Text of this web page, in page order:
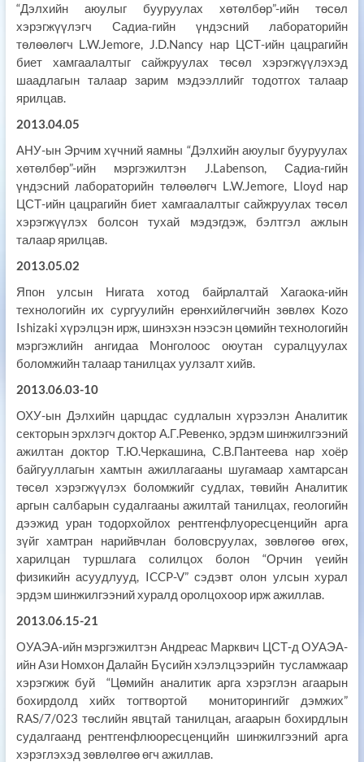
“Дэлхийн аюулыг бууруулах хөтөлбөр”-ийн төсөл
хэрэгжүүлэгч Садиа-гийн үндэсний лабораторийн
төлөөлөгч L.W.Jemore, J.D.Nancy нар ЦСТ-ийн цацрагийн
биет хамгаалалтыг сайжруулах төсөл хэрэгжүүлэхэд
шаадлагын талаар зарим мэдээллийг тодотгох талаар
ярилцав.
2013.04.05
АНУ-ын Эрчим хүчний яамны “Дэлхийн аюулыг бууруулах
хөтөлбөр”-ийн мэргэжилтэн J.Labenson, Садиа-гийн
үндэсний лабораторийн төлөөлөгч L.W.Jemore, Lloyd нар
ЦСТ-ийн цацрагийн биет хамгаалалтыг сайжруулах төсөл
хэрэгжүүлэх болсон тухай мэдэгдэж, бэлтгэл ажлын
талаар ярилцав.
2013.05.02
Япон улсын Нигата хотод байрлалтай Хагаока-ийн
технологийн их сургуулийн ерөнхийлөгчийн зөвлөх Kozo
Ishizaki хүрэлцэн ирж, шинэхэн нээсэн цөмийн технологийн
мэргэжлийн ангидаа Монголоос оюутан суралцуулах
боломжийн талаар танилцах уулзалт хийв.
2013.06.03-10
ОХУ-ын Дэлхийн царцдас судлалын хүрээлэн Аналитик
секторын эрхлэгч доктор А.Г.Ревенко, эрдэм шинжилгээний
ажилтан доктор Т.Ю.Черкашина, С.В.Пантеева нар хоёр
байгууллагын хамтын ажиллагааны шугамаар хамтарсан
төсөл хэрэгжүүлэх боломжийг судлах, төвийн Аналитик
аргын салбарын судалгааны ажилтай танилцах, геологийн
дээжид уран тодорхойлох рентгенфлуоресценцийн арга
зүйг хамтран нарийвчлан боловсруулах, зөвлөгөө өгөх,
харилцан туршлага солилцох болон “Орчин үеийн
физикийн асуудлууд, ICCP-V” сэдэвт олон улсын хурал
эрдэм шинжилгээний хуралд оролцохоор ирж ажиллав.
2013.06.15-21
ОУАЭА-ийн мэргэжилтэн Андреас Марквич ЦСТ-д ОУАЭА-
ийн Ази Номхон Далайн Бүсийн хэлэлцээрийн тусламжаар
хэрэгжиж буй “Цөмийн аналитик арга хэрэглэн агаарын
бохирдолд хийх тогтвортой мониторингийг дэмжих”
RAS/7/023 төслийн явцтай танилцан, агаарын бохирдлын
судалгаанд рентгенфлюоресценцийн шинжилгээний арга
хэрэглэхэд зөвлөлгөө өгч ажиллав.